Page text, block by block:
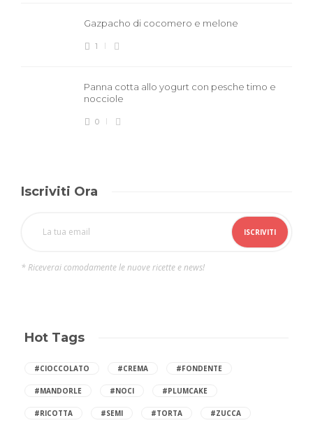
Gazpacho di cocomero e melone
1
Panna cotta allo yogurt con pesche timo e
nocciole
0
Iscriviti Ora
* Riceverai comodamente le nuove ricette e news!
Hot Tags
#CIOCCOLATO #CREMA #FONDENTE
#MANDORLE #NOCI #PLUMCAKE
#RICOTTA #SEMI #TORTA #ZUCCA